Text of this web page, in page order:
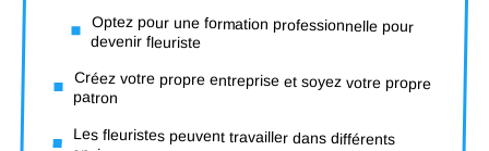
Optez pour une formation professionnelle pour
devenir fleuriste
Créez votre propre entreprise et soyez votre propre
patron
Les fleuristes peuvent travailler dans différents